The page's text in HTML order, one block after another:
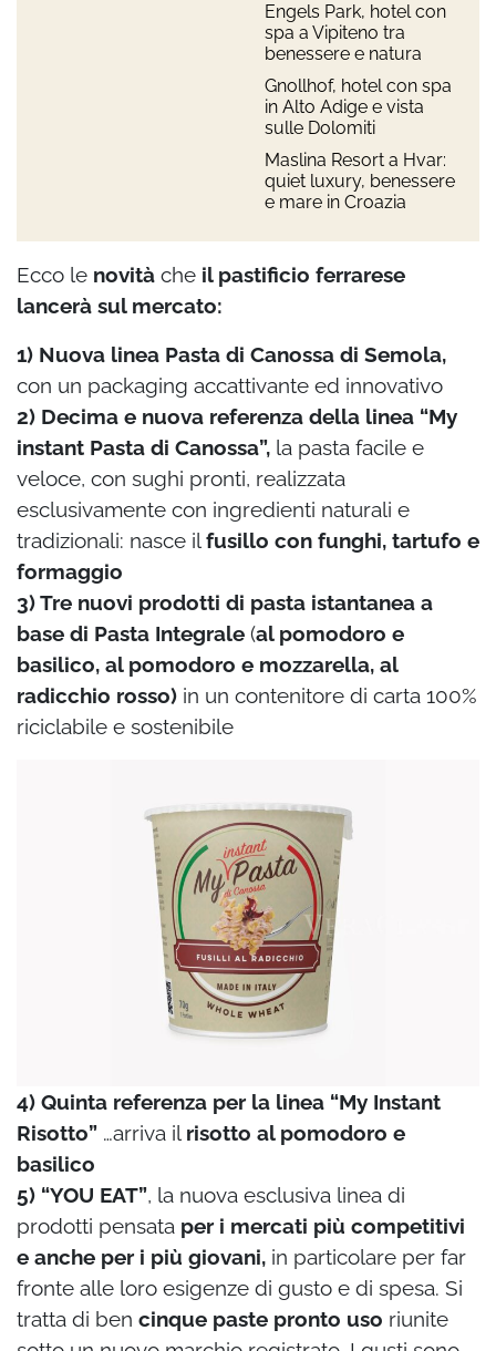
Engels Park, hotel con
spa a Vipiteno tra
benessere e natura
Gnollhof, hotel con spa
in Alto Adige e vista
sulle Dolomiti
Maslina Resort a Hvar:
quiet luxury, benessere
e mare in Croazia
Ecco le novità che il pastificio ferrarese
lancerà sul mercato:
1) Nuova linea Pasta di Canossa di Semola,
con un packaging accattivante ed innovativo
2) Decima e nuova referenza della linea “My
instant Pasta di Canossa”, la pasta facile e
veloce, con sughi pronti, realizzata
esclusivamente con ingredienti naturali e
tradizionali: nasce ilfusillo con funghi, tartufo e
formaggio
3) Tre nuovi prodotti di pasta istantanea a
base di Pasta Integrale (al pomodoro e
basilico, al pomodoro e mozzarella, al
radicchio rosso) in un contenitore di carta 100%
riciclabile e sostenibile
4) Quinta referenza per la linea “My Instant
Risotto” …arriva il risotto al pomodoro e
basilico
5) “YOU EAT”, la nuova esclusiva linea di
prodotti pensata per i mercati più competitivi
e anche per i più giovani, in particolare per far
fronte alle loro esigenze di gusto e di spesa. Si
tratta di ben cinque paste pronto uso riunite